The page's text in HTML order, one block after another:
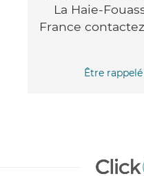
La Haie-
France
Être